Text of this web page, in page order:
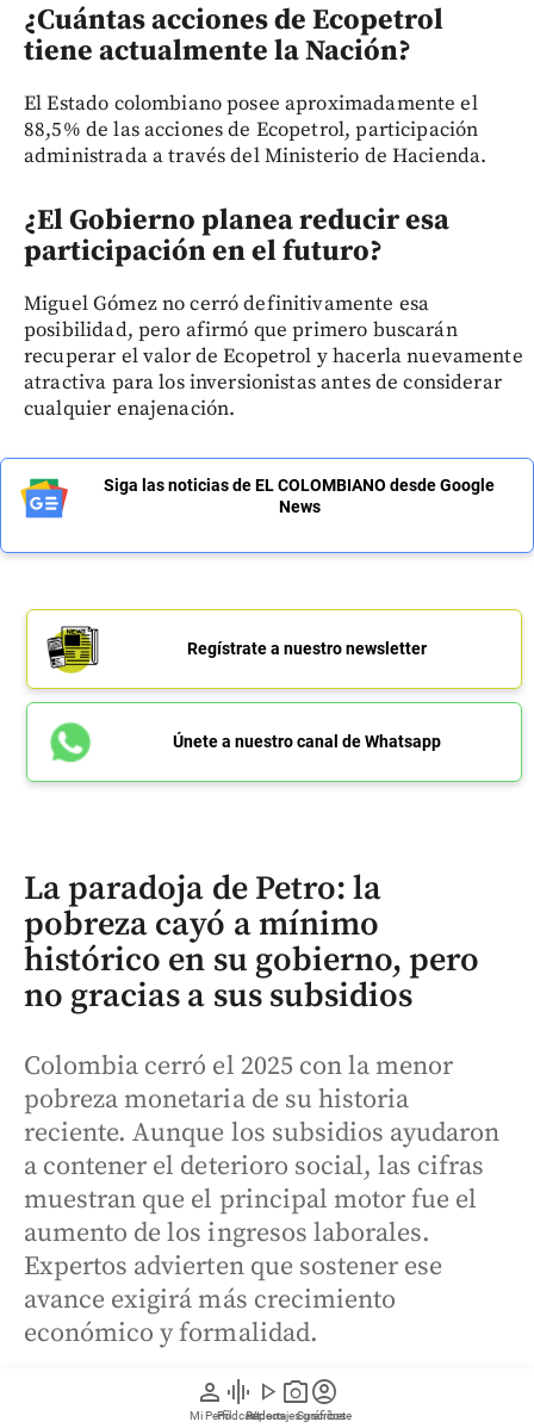
person
Mi Perfil
graphic_eq
Pódcast
play_arrow
Videos
photo_camera
Reportajes gráficos
account_circle
Suscríbete
¿Cuántas acciones de Ecopetrol
tiene actualmente la Nación?
El Estado colombiano posee aproximadamente el
88,5% de las acciones de Ecopetrol, participación
administrada a través del Ministerio de Hacienda.
¿El Gobierno planea reducir esa
participación en el futuro?
Miguel Gómez no cerró definitivamente esa
posibilidad, pero afirmó que primero buscarán
recuperar el valor de Ecopetrol y hacerla nuevamente
atractiva para los inversionistas antes de considerar
cualquier enajenación.
Siga las noticias de EL COLOMBIANO desde Google
News
Regístrate a nuestro newsletter
Únete a nuestro canal de Whatsapp
La paradoja de Petro: la
pobreza cayó a mínimo
histórico en su gobierno, pero
no gracias a sus subsidios
Colombia cerró el 2025 con la menor
pobreza monetaria de su historia
reciente. Aunque los subsidios ayudaron
a contener el deterioro social, las cifras
muestran que el principal motor fue el
aumento de los ingresos laborales.
Expertos advierten que sostener ese
avance exigirá más crecimiento
económico y formalidad.